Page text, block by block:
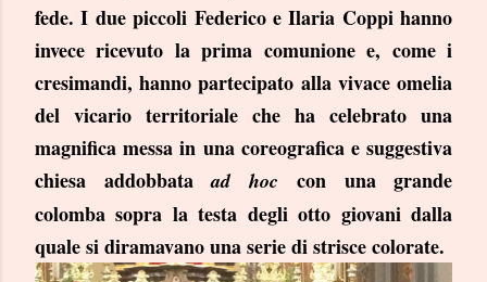
fede. I due piccoli Federico e Ilaria Coppi hanno
invece ricevuto la prima comunione e, come i
cresimandi, hanno partecipato alla vivace omelia
del vicario territoriale che ha celebrato una
magnifica messa in una coreografica e suggestiva
chiesa addobbataad hoc con una grande
colomba sopra la testa degli otto giovani dalla
quale si diramavano una serie di strisce colorate.